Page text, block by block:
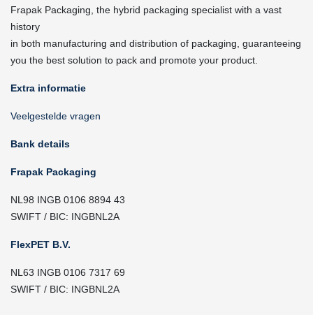
Frapak Packaging, the hybrid packaging specialist with a vast
history
in both manufacturing and distribution of packaging, guaranteeing
you the best solution to pack and promote your product.
Extra informatie
Veelgestelde vragen
Bank details
Frapak Packaging
NL98 INGB 0106 8894 43
SWIFT / BIC: INGBNL2A
FlexPET B.V.
NL63 INGB 0106 7317 69
SWIFT / BIC: INGBNL2A